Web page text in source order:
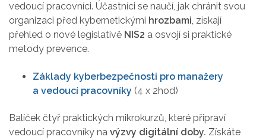
vedoucí pracovníci. Účastníci se naučí, jak chránit svou
organizaci před kybernetickými hrozbami, získají
přehled o nové legislativě NIS2 a osvojí si praktické
metody prevence.
Základy kyberbezpečnosti pro manažery
a vedoucí pracovníky (4 x 2hod)
Balíček čtyř praktických mikrokurzů, které připraví
vedoucí pracovníky na výzvy digitální doby. Získáte